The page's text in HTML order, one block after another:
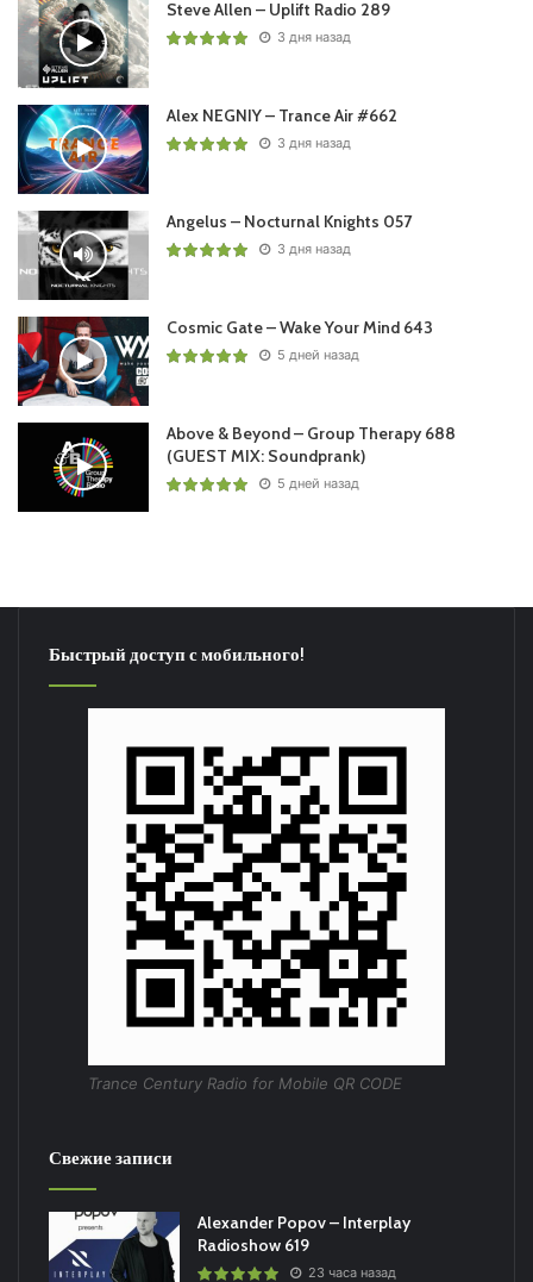
Понравился выпуск?
Пользовательская оценка:Будь первым !
Steve Allen – Uplift Radio 289
3 дня назад
Alex NEGNIY – Trance Air #662
3 дня назад
Angelus – Nocturnal Knights 057
3 дня назад
Cosmic Gate – Wake Your Mind 643
5 дней назад
Above & Beyond – Group Therapy 688
(GUEST MIX: Soundprank)
5 дней назад
Быстрый доступ с мобильного!
Trance Century Radio for Mobile QR CODE
Свежие записи
Alexander Popov – Interplay
Radioshow 619
23 часа назад